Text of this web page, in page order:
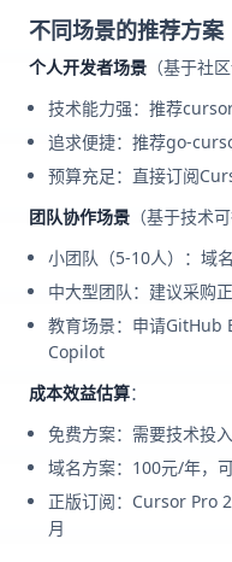
不同场景的推荐方案
个人开发者场景 （基于社
技术能力强：推荐
追求便捷：推荐go-
预算充足：直接订阅
团队协作场景 （基于技术
小团队（5-10人）：域
中大型团队：建议采购
教育场景：申请GitHub
Copilot
成本效益估算：
免费方案：需要技术投
域名方案：100元/年，
正版订阅：Cursor Pro
月